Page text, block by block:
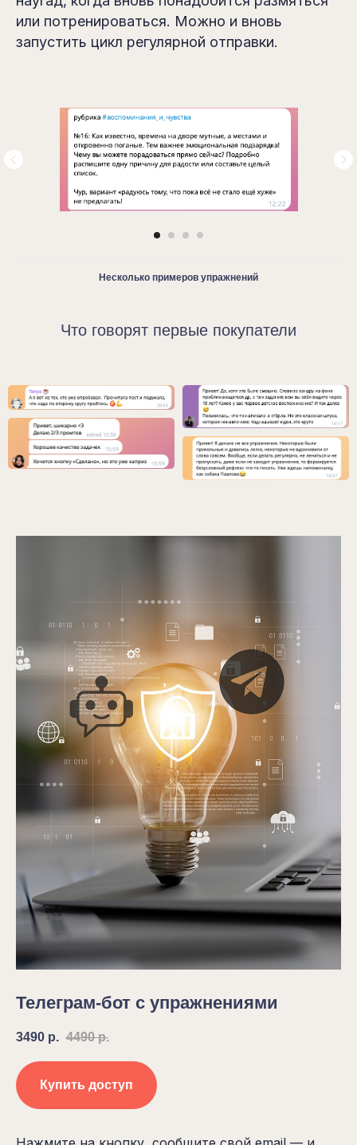
или потренироваться. Можно и вновь
запустить цикл регулярной отправки.
Несколько примеров упражнений
Что говорят первые покупатели
Телеграм-бот с упражнениями
3490 р. 4490 р.
Купить доступ